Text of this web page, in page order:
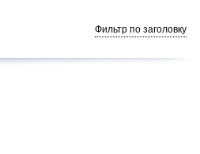
Фильтр по заголовку